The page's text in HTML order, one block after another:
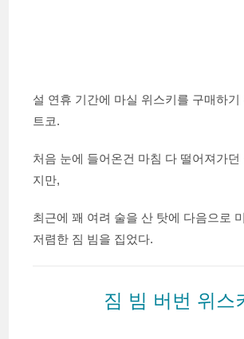
설 연휴 기간에 마실 위스키를 구매하기
트코.
처음 눈에 들어온건 마침 다 떨어져가던
지만,
최근에 꽤 여려 술을 산 탓에 다음으로
저렴한 짐 빔을 집었다.
짐 빔 버번 위스